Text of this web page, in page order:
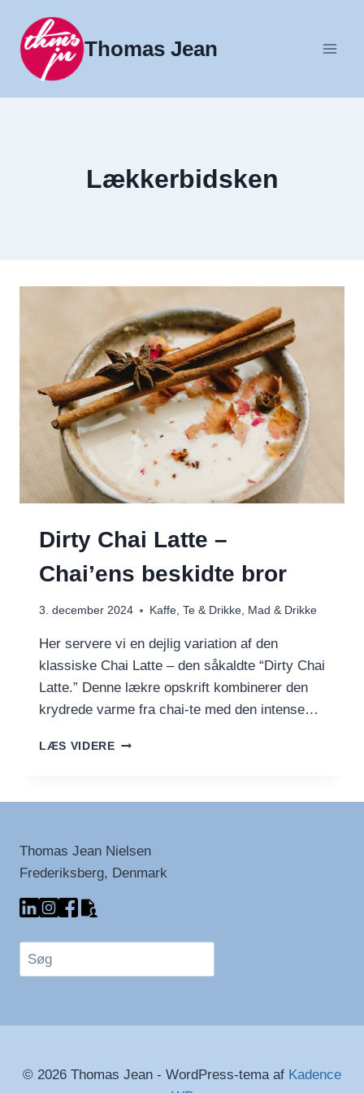
indhold
Thomas Jean
Lækkerbidsken
Dirty Chai Latte –
Chai’ens beskidte bror
3. december 2024 Kaffe, Te & Drikke, Mad & Drikke
Her servere vi en dejlig variation af den
klassiske Chai Latte – den såkaldte “Dirty Chai
Latte.” Denne lækre opskrift kombinerer den
krydrede varme fra chai-te med den intense…
LÆS VIDEREDIRTY
BROR
Thomas Jean Nielsen
Frederiksberg, Denmark
Søg
© 2026 Thomas Jean - WordPress-tema af Kadence